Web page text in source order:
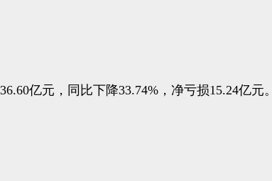
亿元，同比下降33.74%，净亏损15.24亿